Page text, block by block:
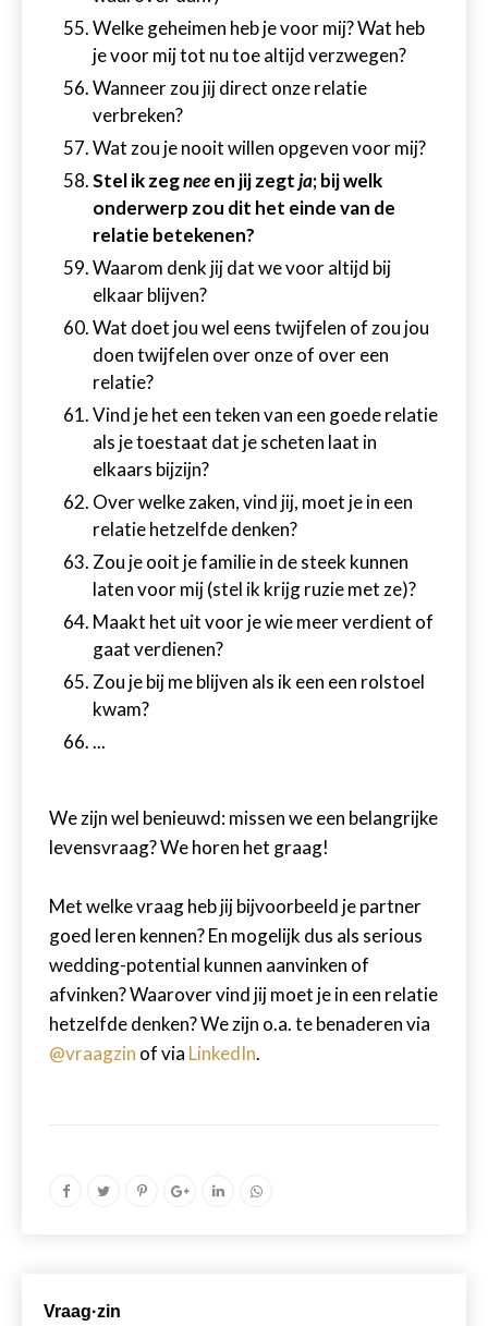
Welke geheimen heb je voor mij? Wat heb
je voor mij tot nu toe altijd verzwegen?
Wanneer zou jij direct onze relatie
verbreken?
Wat zou je nooit willen opgeven voor mij?
Stel ik zegneeen jij zegtja; bij welk
onderwerp zou dit het einde van de
relatie betekenen?
Waarom denk jij dat we voor altijd bij
elkaar blijven?
Wat doet jou wel eens twijfelen of zou jou
doen twijfelen over onze of over een
relatie?
Vind je het een teken van een goede relatie
als je toestaat dat je scheten laat in
elkaars bijzijn?
Over welke zaken, vind jij, moet je in een
relatie hetzelfde denken?
Zou je ooit je familie in de steek kunnen
laten voor mij (stel ik krijg ruzie met ze)?
Maakt het uit voor je wie meer verdient of
gaat verdienen?
Zou je bij me blijven als ik een een rolstoel
kwam?
...
We zijn wel benieuwd: missen we een belangrijke
levensvraag? We horen het graag!
Met welke vraag heb jij bijvoorbeeld je partner
goed leren kennen? En mogelijk dus als serious
wedding-potential kunnen aanvinken of
afvinken? Waarover vind jij moet je in een relatie
hetzelfde denken? We zijn o.a. te benaderen via
@vraagzin of via LinkedIn.
Vraag·zin